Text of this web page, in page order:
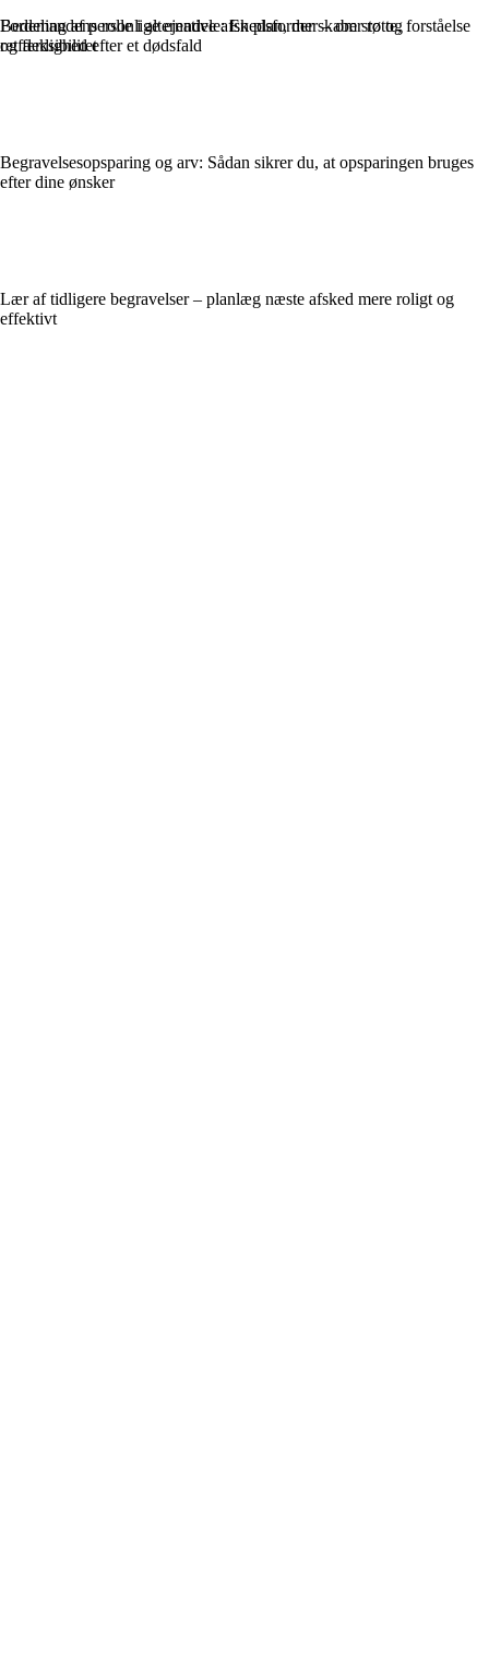
Bedemandens rolle i alternative afskedsformer – om støtte, forståelse
og fleksibilitet
Begravelsesopsparing og arv: Sådan sikrer du, at opsparingen bruges
efter dine ønsker
Lær af tidligere begravelser – planlæg næste afsked mere roligt og
effektivt
Fordeling af personlige ejendele: En plan, der skaber ro og
retfærdighed efter et dødsfald